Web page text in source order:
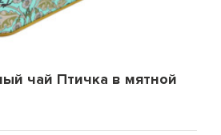
чай Птичка в мятной